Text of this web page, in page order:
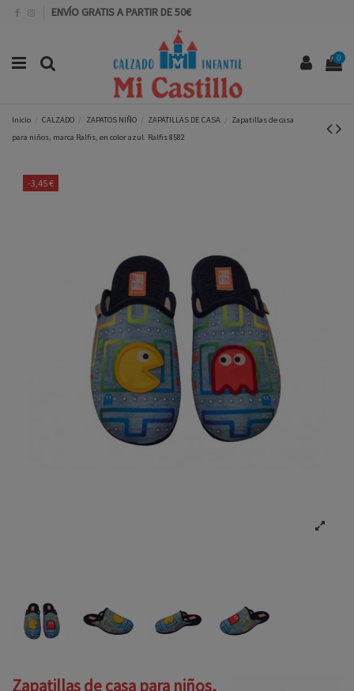
ENVÍO GRATIS A PARTIR DE 50€
0
Inicio CALZADO ZAPATOS NIÑO ZAPATILLAS DE CASA
Zapatillas de casa
para niños, marca Ralfis, en color azul. Ralfis 8582
-3,45 €
Zapatillas de casa para niños,